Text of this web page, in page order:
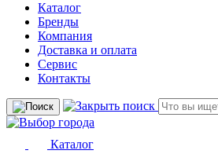
Каталог
Бренды
Компания
Доставка и оплата
Сервис
Контакты
Каталог